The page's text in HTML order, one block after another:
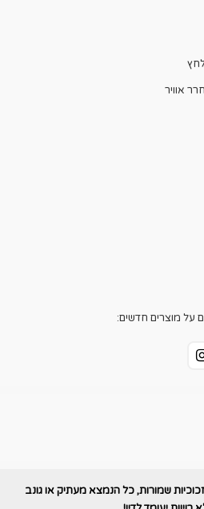
אוויר
על מוצרים חדשים:
שמורות, כל הנמצא מעתיק או גונב